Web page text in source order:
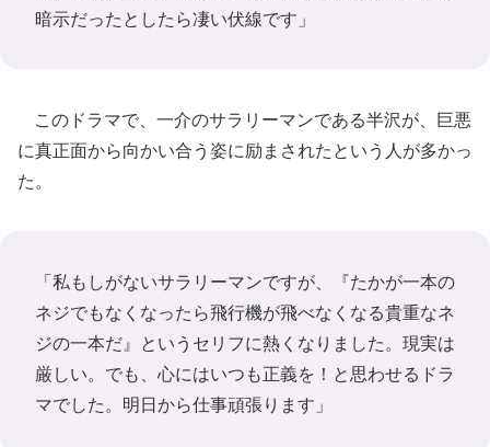
暗示だったとしたら凄い伏線です」
このドラマで、一介のサラリーマンである半沢が、巨悪
に真正面から向かい合う姿に励まされたという人が多かっ
た。
「私もしがないサラリーマンですが、『たかが一本の
ネジでもなくなったら飛行機が飛べなくなる貴重なネ
ジの一本だ』というセリフに熱くなりました。現実は
厳しい。でも、心にはいつも正義を！と思わせるドラ
マでした。明日から仕事頑張ります」